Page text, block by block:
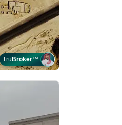
TruBroker™